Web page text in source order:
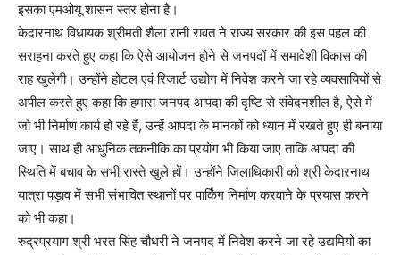
इसका एमओयू शासन स्तर होना है।
केदारनाथ विधायक श्रीमती शैला रानी रावत ने राज्य सरकार की इस पहल की
सराहना करते हुए कहा कि ऐसे आयोजन होने से जनपदों में समावेशी विकास की
राह खुलेगी। उन्होंने होटल एवं रिजार्ट उद्योग में निवेश करने जा रहे व्यवसायियों से
अपील करते हुए कहा कि हमारा जनपद आपदा की दृष्टि से संवेदनशील है, ऐसे में
जो भी निर्माण कार्य हो रहे हैं, उन्हें आपदा के मानकों को ध्यान में रखते हुए ही बनाया
जाए। साथ ही आधुनिक तकनीकि का प्रयोग भी किया जाए ताकि आपदा की
स्थिति में बचाव के सभी रास्ते खुले हों। उन्होंने जिलाधिकारी को श्री केदारनाथ
यात्रा पड़ाव में सभी संभावित स्थानों पर पार्किंग निर्माण करवाने के प्रयास करने
को भी कहा।
रुद्रप्रयाग श्री भरत सिंह चौधरी ने जनपद में निवेश करने जा रहे उद्यमियों का